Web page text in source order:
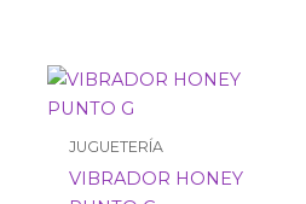
JUGUETERÍA
VIBRADOR HONEY